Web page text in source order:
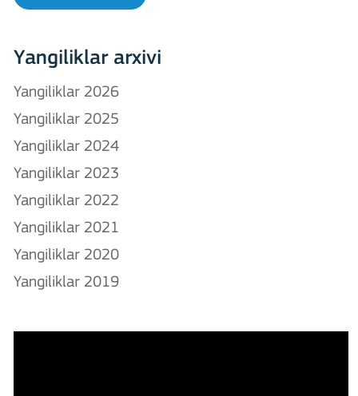
Yangiliklar arxivi
Yangiliklar 2026
Yangiliklar 2025
Yangiliklar 2024
Yangiliklar 2023
Yangiliklar 2022
Yangiliklar 2021
Yangiliklar 2020
Yangiliklar 2019